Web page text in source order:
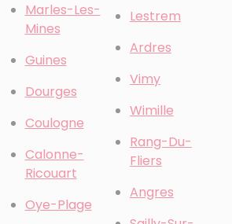
Marles-Les-
Mines
Guines
Dourges
Coulogne
Calonne-
Ricouart
Oye-Plage
Lestrem
Ardres
Vimy
Wimille
Rang-Du-
Fliers
Angres